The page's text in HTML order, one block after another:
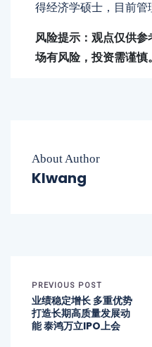
得经济学硕士，目前管
风险提示：观点仅供
场有风险，投资需谨慎。
About Author
Klwang
PREVIOUS POST
业绩稳定增长 多重优势
打造长期高质量发展动
能 泰鸿万立IPO上会